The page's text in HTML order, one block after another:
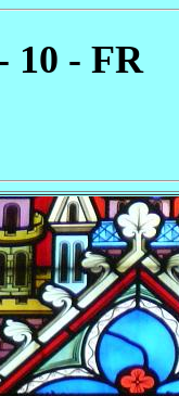
10 - FR